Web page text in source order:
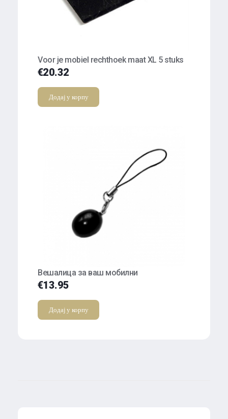
Voor je mobiel rechthoek maat XL 5 stuks
€20.32
Додај у корпу
Вешалица за ваш мобилни
€13.95
Додај у корпу